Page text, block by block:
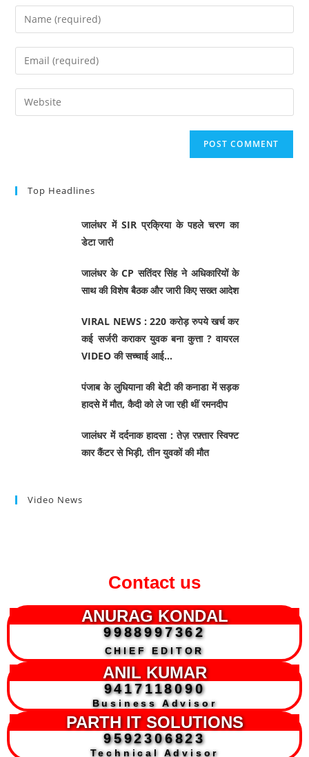
Top Headlines
जालंधर में SIR प्रक्रिया के पहले चरण का
डेटा जारी
जालंधर के CP सतिंदर सिंह ने अधिकारियों के
साथ की विशेष बैठक और जारी किए सख्त आदेश
VIRAL NEWS : 220 करोड़ रुपये खर्च कर
कई सर्जरी कराकर युवक बना कुत्ता ? वायरल
VIDEO की सच्चाई आई…
पंजाब के लुधियाना की बेटी की कनाडा में सड़क
हादसे में माैत, कैदी को ले जा रही थीं रमनदीप
जालंधर में दर्दनाक हादसा : तेज़ रफ़्तार स्विफ्ट
कार कैंटर से भिड़ी, तीन युवकों की मौत
Video News
Contact us
ANURAG KONDAL
9988997362
CHIEF EDITOR
ANIL KUMAR
9417118090
Business Advisor
PARTH IT SOLUTIONS
9592306823
Technical Advisor